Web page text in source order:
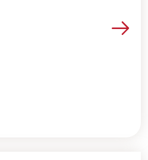
Voir les détails de la